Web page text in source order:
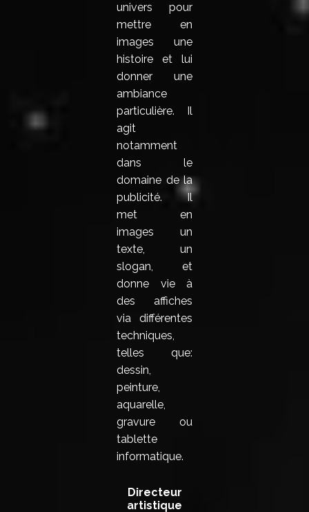
univers pour
mettre en
images une
histoire et lui
donner une
ambiance
particulière. Il
agit
notamment
dans le
domaine de la
publicité. Il
met en
images un
texte, un
slogan, et
donne vie à
des affiches
via différentes
techniques,
telles que:
dessin,
peinture,
aquarelle,
gravure ou
tablette
informatique.
Directeur
artistique